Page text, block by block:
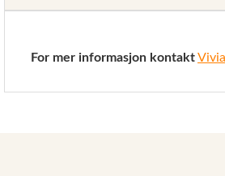
For mer informasjon kontakt